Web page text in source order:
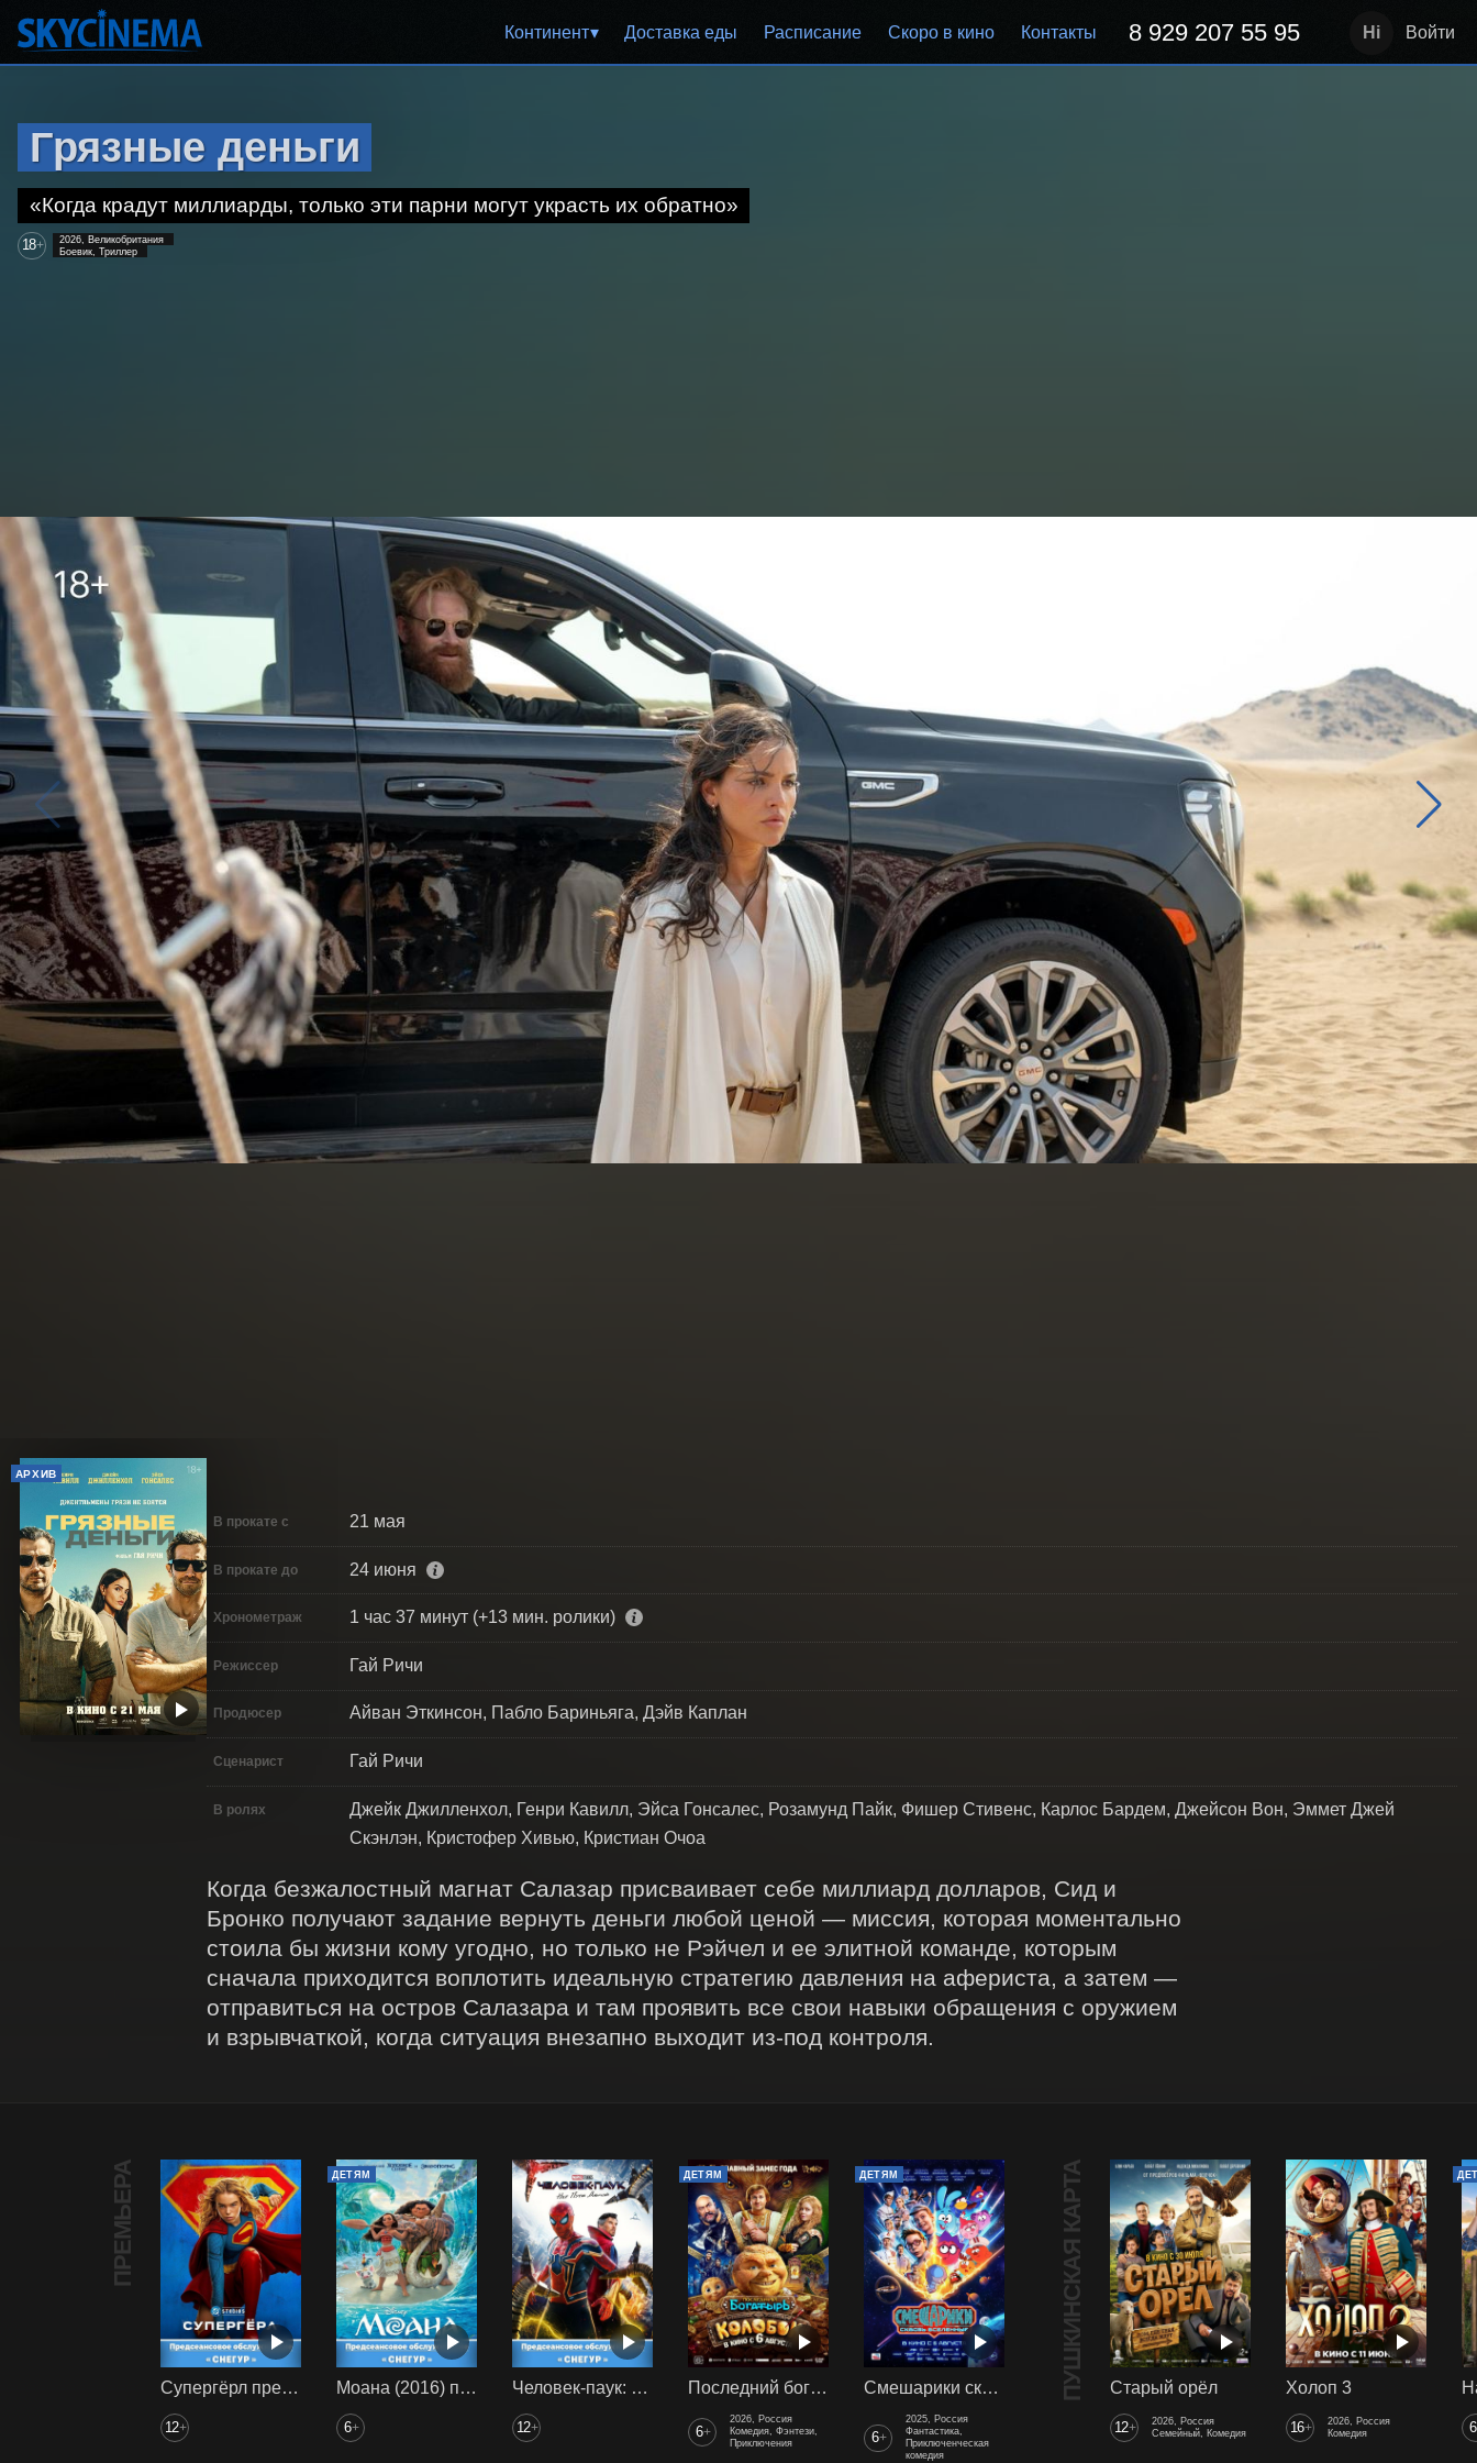
Континент Доставка еды Расписание Скоро в кино Контакты 8 929 207 55 95 Войти
Грязные деньги
«Когда крадут миллиарды, только эти парни могут украсть их обратно»
18+
2026, Великобритания
Боевик, Триллер
АРХИВ
В прокате с 21 мая
В прокате до 24 июня
Хронометраж 1 час 37 минут (+13 мин. ролики)
Режиссер Гай Ричи
Продюсер Айван Эткинсон, Пабло Бариньяга, Дэйв Каплан
Сценарист Гай Ричи
В ролях
Джейк Джилленхол, Генри Кавилл, Эйса Гонсалес, Розамунд Пайк, Фишер Стивенс, Карлос Бардем, Джейсон Вон, Эммет Джей
Скэнлэн, Кристофер Хивью, Кристиан Очоа
Когда безжалостный магнат Салазар присваивает себе миллиард долларов, Сид и
Бронко получают задание вернуть деньги любой ценой — миссия, которая моментально
стоила бы жизни кому угодно, но только не Рэйчел и ее элитной команде, которым
сначала приходится воплотить идеальную стратегию давления на афериста, а затем —
отправиться на остров Салазара и там проявить все свои навыки обращения с оружием
и взрывчаткой, когда ситуация внезапно выходит из-под контроля.
ПРЕМЬЕРА
Супергёрл предс. обсл. Снегур
12+
ДЕТЯМ
Моана (2016) предс. обсл. Снегур
6+
Человек-паук: Нет пути домой (2021) предс. обсл. Снегур
12+
ДЕТЯМ
Последний богатырь. Колобок
6+
2026, Россия
Комедия, Фэнтези,
Приключения
ДЕТЯМ
Смешарики сквозь вселенные
6+
2025, Россия
Фантастика,
Приключенческая
комедия
ПУШКИНСКАЯ КАРТА Старый орёл
12+
2026, Россия
Семейный, Комедия
Холоп 3
16+
2026, Россия
Комедия
6